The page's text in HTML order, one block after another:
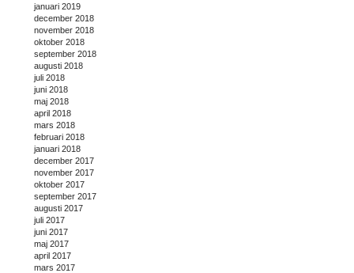
januari 2019
december 2018
november 2018
oktober 2018
september 2018
augusti 2018
juli 2018
juni 2018
maj 2018
april 2018
mars 2018
februari 2018
januari 2018
december 2017
november 2017
oktober 2017
september 2017
augusti 2017
juli 2017
juni 2017
maj 2017
april 2017
mars 2017